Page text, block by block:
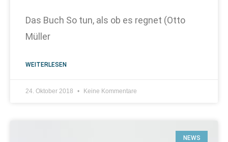
Das Buch So tun, als ob es regnet (Otto
Müller
WEITERLESEN
24. Oktober 2018 Keine Kommentare
NEWS